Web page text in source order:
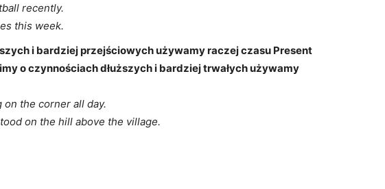
recently.
this week.
i bardziej przejściowych używamy raczej czasu Present
o czynnościach dłuższych i bardziej trwałych używamy
on the corner all day.
on the hill above the village.